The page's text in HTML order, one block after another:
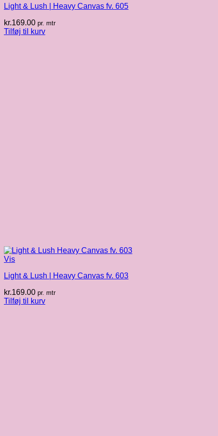
Light & Lush | Heavy Canvas fv. 605
kr.169.00 pr. mtr
Tilføj til kurv
Vis
Light & Lush | Heavy Canvas fv. 603
kr.169.00 pr. mtr
Tilføj til kurv